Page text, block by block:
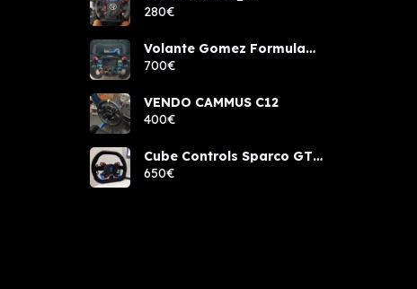
components rcw sport
280€
Volante Gomez Formula
Pro Elite
700€
VENDO CAMMUS C12
400€
Cube Controls Sparco GT
PRO NUEVO
650€